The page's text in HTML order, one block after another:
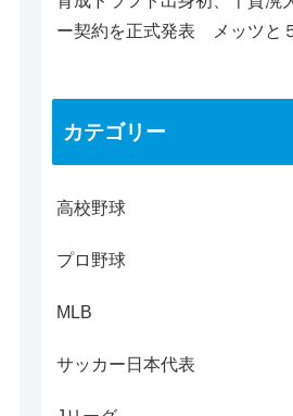
ー契約を正式発表 メッツと
カテゴリー
高校野球
プロ野球
MLB
サッカー日本代表